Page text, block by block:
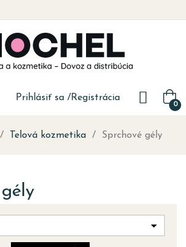
Prihlásiť sa /Registrácia
0
Telová kozmetika Sprchové gély
